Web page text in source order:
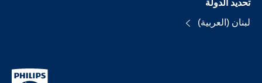
تحديد الدولة
لبنان (العربية)